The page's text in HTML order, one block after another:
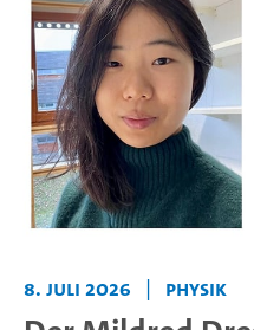
8. Juli 2026 | Physik